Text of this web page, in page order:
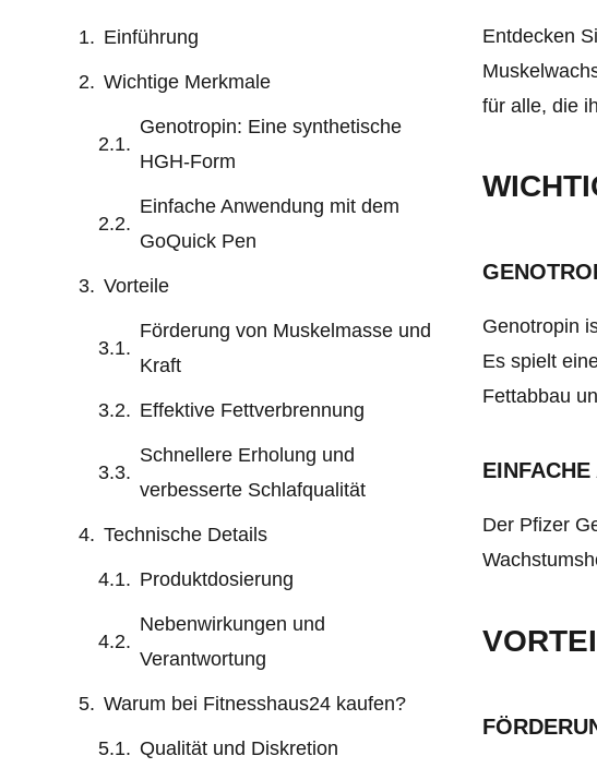
Einführung
Wichtige Merkmale
Genotropin: Eine synthetische
HGH-Form
Einfache Anwendung mit dem
GoQuick Pen
Vorteile
Förderung von Muskelmasse und
Kraft
Effektive Fettverbrennung
Schnellere Erholung und
verbesserte Schlafqualität
Technische Details
Produktdosierung
Nebenwirkungen und
Verantwortung
Warum bei Fitnesshaus24 kaufen?
Qualität und Diskretion
Entdecken
für alle, die
Genotropin
Es spielt
Fettabbau
Der Pfizer